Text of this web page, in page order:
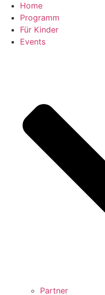
Home
Programm
Für Kinder
Events
Partner